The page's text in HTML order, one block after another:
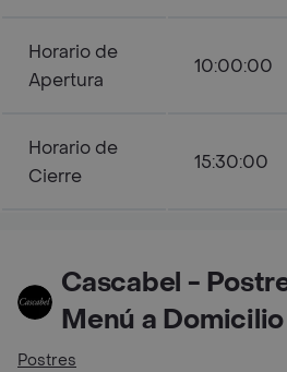
Horario de
Apertura
10:00:00
Horario de
Cierre
15:30:00
Cascabel -
Menú a Domicilio
Postres